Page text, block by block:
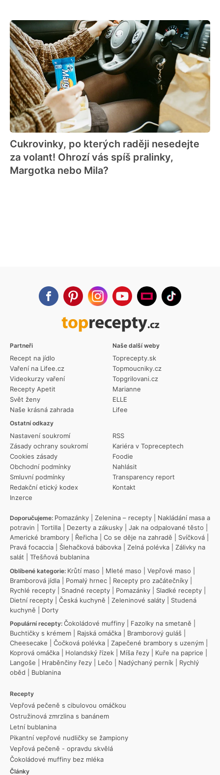
Cukrovinky, po kterých raději nesedejte
za volant! Ohrozí vás spíš pralinky,
Margotka nebo Mila?
Partneři
Recept na jídlo
Vaření na Lifee.cz
Videokurzy vaření
Recepty Apetit
Svět ženy
Naše krásná zahrada
Ostatní odkazy
Nastavení soukromí
Zásady ochrany soukromí
Cookies zásady
Obchodní podmínky
Smluvní podmínky
Redakční etický kodex
Inzerce
RSS
Kariéra v Topreceptech
Foodie
Nahlásit
Transparency report
Kontakt
Naše další weby
Toprecepty.sk
Topmoucniky.cz
Topgrilovani.cz
Marianne
ELLE
Lifee
Doporučujeme: Pomazánky Zelenina – recepty
Nakládání masa a
potravin
Tortilla Dezerty a zákusky Jak na odpalované těsto
Americké brambory
Řeřicha Co se děje na zahradě Svíčková
Pravá focaccia
Šlehačková bábovka Zelná polévka
Zálivky na
salát
Třešňová bublanina
Oblíbené kategorie: Krůtí maso Mleté maso Vepřové maso
Bramborová jídla
Pomalý hrnec Recepty pro začátečníky
Rychlé recepty
Snadné recepty Pomazánky Sladké recepty
Dietní recepty
Česká kuchyně Zeleninové saláty
Studená
kuchyně
Dorty
Populární recepty: Čokoládové muffiny Fazolky na smetaně
Buchtičky s krémem
Rajská omáčka Bramborový guláš
Cheesecake
Čočková polévka Zapečené brambory s uzeným
Koprová omáčka
Holandský řízek Míša řezy Kuře na paprice
Langoše
Hraběnčiny řezy Lečo Nadýchaný perník
Rychlý
oběd
Bublanina
Recepty
Vepřová pečeně s cibulovou omáčkou
Ostružinová zmrzlina s banánem
Letní bublanina
Pikantní vepřové nudličky se žampiony
Vepřová pečeně - opravdu skvělá
Čokoládové muffiny bez mléka
Články